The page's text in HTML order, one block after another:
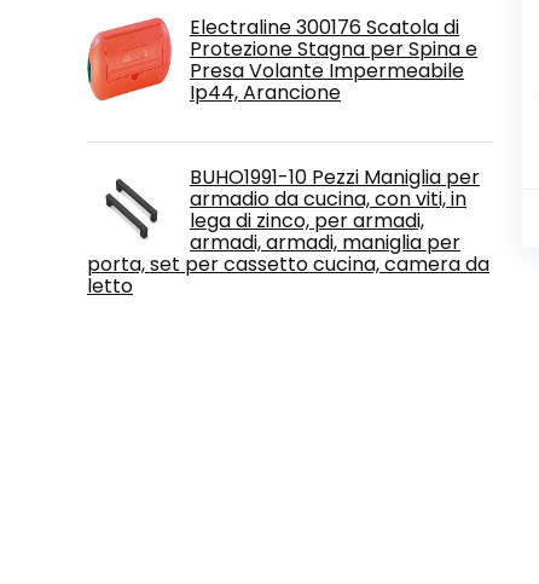
Electraline 300176 Scatola di
Protezione Stagna per Spina e
Presa Volante Impermeabile
Ip44, Arancione
BUHO1991-10 Pezzi Maniglia per
armadio da cucina, con viti, in
lega di zinco, per armadi,
armadi, armadi, maniglia per
porta, set per cassetto cucina, camera da
letto